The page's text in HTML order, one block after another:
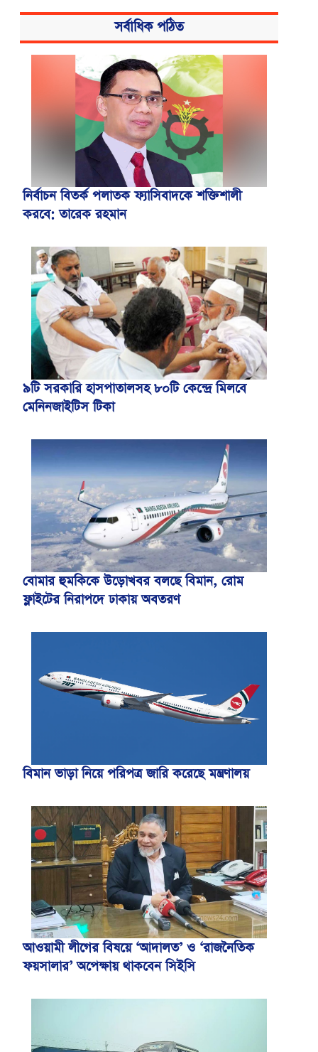
সর্বাধিক পঠিত
নির্বাচন বিতর্ক পলাতক ফ্যাসিবাদকে শক্তিশালী
করবে: তারেক রহমান
৯টি সরকারি হাসপাতালসহ ৮০টি কেন্দ্রে মিলবে
মেনিনজাইটিস টিকা
বোমার হুমকিকে উড়োখবর বলছে বিমান, রোম
ফ্লাইটের নিরাপদে ঢাকায় অবতরণ
বিমান ভাড়া নিয়ে পরিপত্র জারি করেছে মন্ত্রণালয়
আওয়ামী লীগের বিষয়ে ‘আদালত’ ও ‘রাজনৈতিক
ফয়সালার’ অপেক্ষায় থাকবেন সিইসি